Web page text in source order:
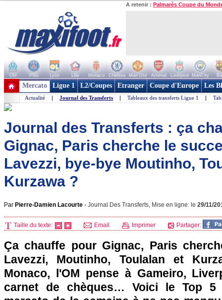
A retenir : Palmarès Coupe du
OM PSG Lyon Lille Monaco Chelsea Man Utd Arsenal Liverpool ManCity
+ de clubs
Mercato Ligue 1 L2/Coupes Etranger Coupe d'Europe Les
Actualité | Journal des Transferts | Tableaux des transferts Ligue 1 |
Journal des Transferts : ça
Gignac, Paris cherche le
Lavezzi, bye-bye Moutinho,
Kurzawa ?
Par Pierre-Damien Lacourte - Journal Des Transferts, Mise en ligne: le 29/11/
Taille du texte: Email Imprimer Partager:
Ça chauffe pour Gignac, Paris
Lavezzi, Moutinho, Toulalan et
Monaco, l'OM pense à Gameiro,
carnet de chèques… Voici le Top 5